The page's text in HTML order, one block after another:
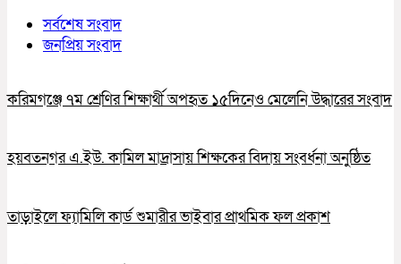
সর্বশেষ সংবাদ
জনপ্রিয় সংবাদ
করিমগঞ্জে ৭ম শ্রেণির শিক্ষার্থী অপহৃত ১৫দিনেও মেলেনি উদ্ধারের সংবাদ
হয়বতনগর এ.ইউ. কামিল মাদ্রাসায় শিক্ষকের বিদায় সংবর্ধনা অনুষ্ঠিত
তাড়াইলে ফ্যামিলি কার্ড শুমারীর ভাইবার প্রাথমিক ফল প্রকাশ